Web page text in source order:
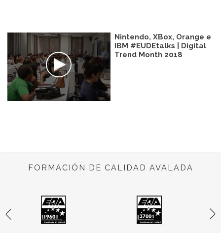
Nintendo, XBox, Orange e
IBM #EUDEtalks | Digital
Trend Month 2018
FORMACIÓN DE CALIDAD AVALADA